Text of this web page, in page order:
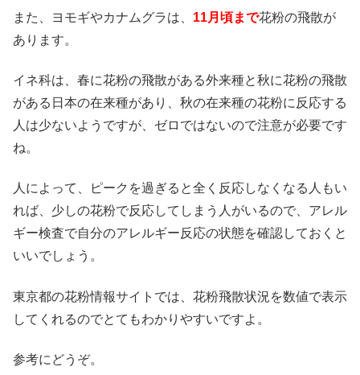
また、ヨモギやカナムグラは、 11月頃まで花粉の飛散が
あります。
イネ科は、春に花粉の飛散がある外来種と秋に花粉の飛散
がある日本の在来種があり、秋の在来種の花粉に反応する
人は少ないようですが、ゼロではないので注意が必要です
ね。
人によって、ピークを過ぎると全く反応しなくなる人もい
れば、少しの花粉で反応してしまう人がいるので、アレル
ギー検査で自分のアレルギー反応の状態を確認しておくと
いいでしょう。
東京都の花粉情報サイトでは、花粉飛散状況を数値で表示
してくれるのでとてもわかりやすいですよ。
参考にどうぞ。